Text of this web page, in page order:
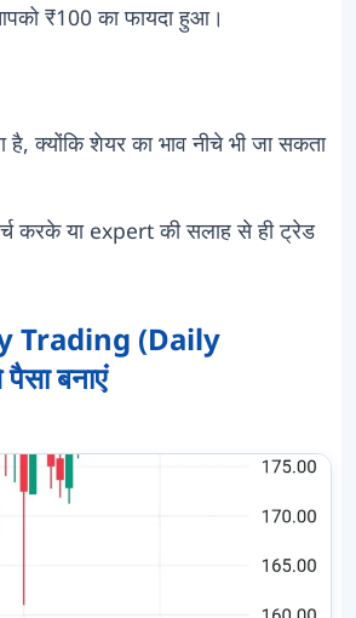
₹100 का फायदा हुआ।
है, क्योंकि शेयर का भाव नीचे भी जा सकता
करके या expert की सलाह से ही ट्रेड
Trading (Daily
बनाएं